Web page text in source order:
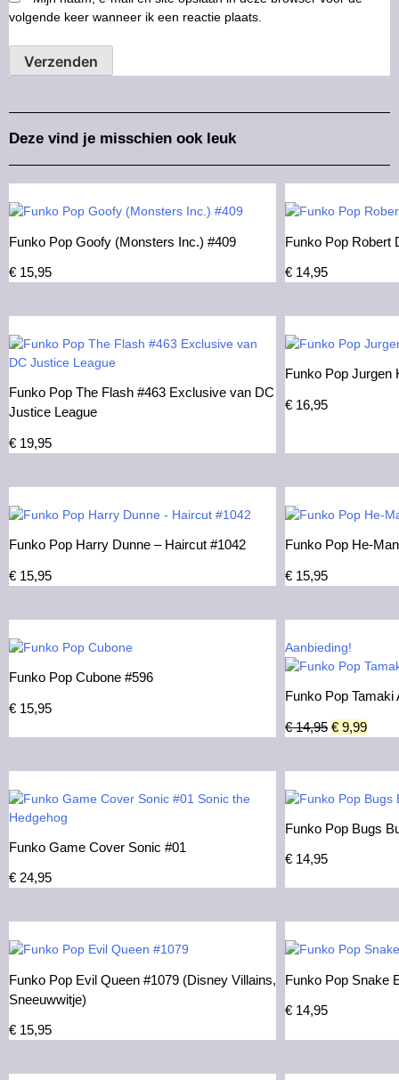
volgende keer wanneer ik een reactie plaats.
Deze vind je misschien ook leuk
Funko Pop Goofy (Monsters Inc.) #409
€ 15,95
Funko Pop Robert
€ 14,95
Funko Pop The Flash #463 Exclusive van DC
Justice League
€ 19,95
Funko Pop Jurgen
€ 16,95
Funko Pop Harry Dunne – Haircut #1042
€ 15,95
Funko Pop He-
€ 15,95
Funko Pop Cubone #596
€ 15,95
Aanbieding!
Funko Pop Tamaki
€14,95 € 9,99
Funko Game Cover Sonic #01
€ 24,95
Funko Pop Bugs
€ 14,95
Funko Pop Evil Queen #1079 (Disney Villains,
Sneeuwwitje)
€ 15,95
Funko Pop Snake
€ 14,95